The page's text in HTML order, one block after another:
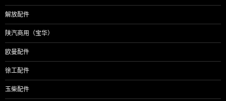
解放配件
陕汽商用（宝华）
欧曼配件
徐工配件
玉柴配件